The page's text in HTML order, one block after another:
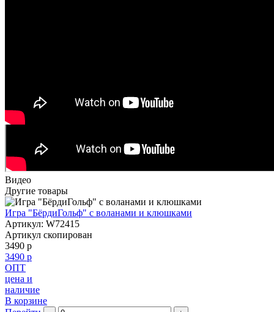
Видео
Другие товары
Игра "БёрдиГольф" с воланами и клюшками
Артикул: W72415
Артикул скопирован
3490 р
3490 р
ОПТ
цена и
наличие
В корзине